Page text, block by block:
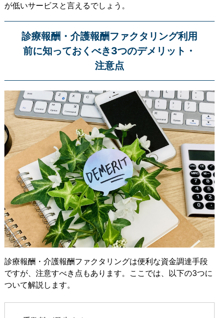
が低いサービスと言えるでしょう。
診療報酬・介護報酬ファクタリング利用
前に知っておくべき3つのデメリット・
注意点
診療報酬・介護報酬ファクタリングは便利な資金調達手段
ですが、注意すべき点もあります。ここでは、以下の3つに
ついて解説します。